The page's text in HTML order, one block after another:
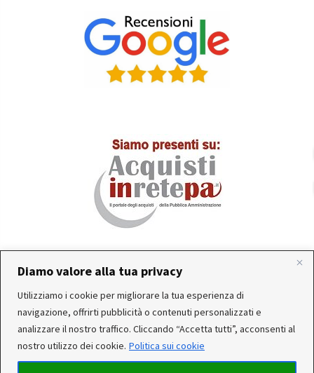
Diamo valore alla tua privacy
Utilizziamo i cookie per migliorare la tua esperienza di
navigazione, offrirti pubblicità o contenuti personalizzati e
analizzare il nostro traffico. Cliccando “Accetta tutti”, acconsenti al
nostro utilizzo dei cookie. Politica sui cookie
In occasione delle FERIE ESTIVE, alcune aziende
produttrici e corrieri potrebbero sospendere o rallentare
temporaneamente le attività. Per questo motivo, gli
ordini di alcuni reparti (Utensileria - Ferramenta - arredo)
ricevuti, potrebbero essere CONSEGNATI DOPO IL 25-08-
Servizio clienti attivo: Da Lunedì a Venerdì dalle 10:30 alle
12:30 e dalle 15:30 alle 17:30